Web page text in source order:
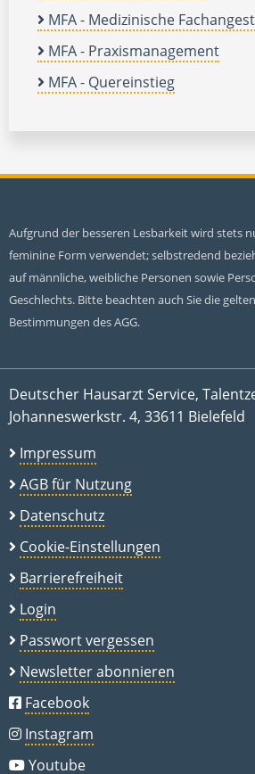
MFA - Medizinische
MFA - Praxismanagement
MFA - Quereinstieg
Aufgrund der besseren Lesbarkeit wird stets
feminine Form verwendet; selbstredend
auf männliche, weibliche Personen sowie
Geschlechts. Bitte beachten auch Sie die
Bestimmungen des AGG.
Deutscher Hausarzt Service,
Johanneswerkstr. 4, 33611 Bielefeld
Impressum
AGB für Nutzung
Datenschutz
Cookie-Einstellungen
Barrierefreiheit
Login
Passwort vergessen
Newsletter abonnieren
Facebook
Instagram
Youtube